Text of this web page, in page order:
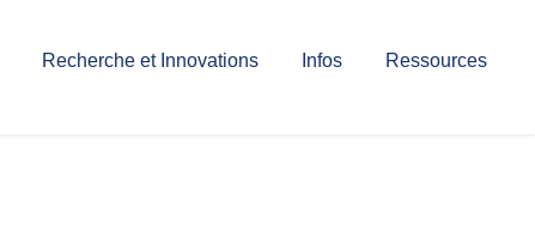
Recherche et Innovations Infos Ressources